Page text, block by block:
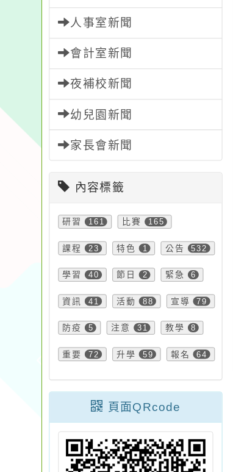
人事室新聞
會計室新聞
夜補校新聞
幼兒園新聞
家長會新聞
內容標籤
研習 161 比賽 165
課程 23 特色 1 公告 532
學習 40 節日 2 緊急 6
資訊 41 活動 88 宣導 79
防疫 5 注意 31 教學 8
重要 72 升學 59 報名 64
頁面QRcode